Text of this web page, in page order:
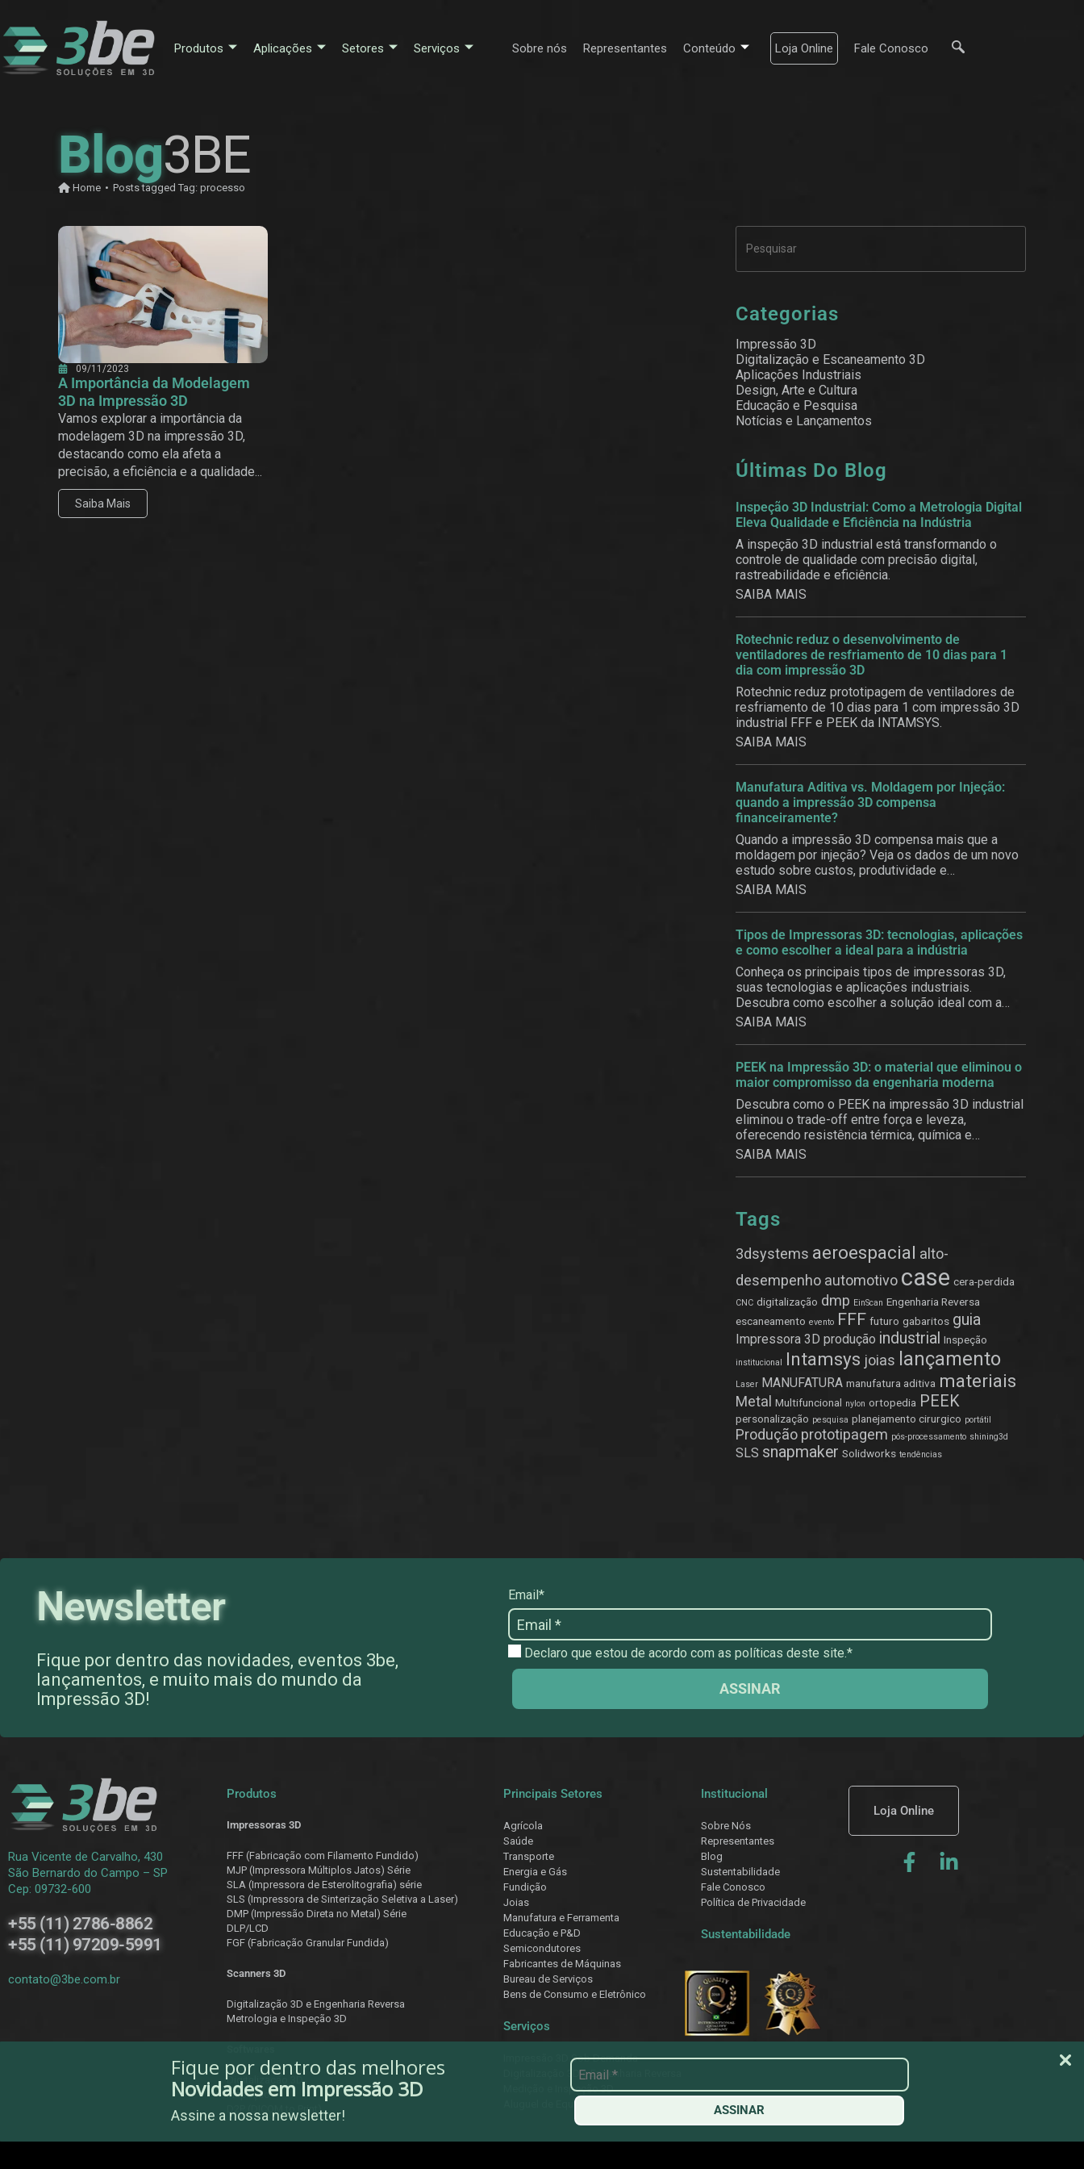
Fique por dentro das melhores
Novidades em Impressão 3D
Assine a nossa newsletter! ASSINAR
Produtos Aplicações Setores Serviços Sobre nós Representantes Conteúdo Loja Online Fale Conosco
Blog3BE
Home • Posts tagged Tag: processo
09/11/2023
A Importância da Modelagem
3D na Impressão 3D
Vamos explorar a importância da
modelagem 3D na impressão 3D,
destacando como ela afeta a
precisão, a eficiência e a qualidade...
Saiba Mais
Categorias
Impressão 3D
Digitalização e Escaneamento 3D
Aplicações Industriais
Design, Arte e Cultura
Educação e Pesquisa
Notícias e Lançamentos
Últimas Do Blog
Inspeção 3D Industrial: Como a Metrologia Digital
Eleva Qualidade e Eficiência na Indústria
A inspeção 3D industrial está transformando o
controle de qualidade com precisão digital,
rastreabilidade e eficiência.
SAIBA MAIS
Rotechnic reduz o desenvolvimento de
ventiladores de resfriamento de 10 dias para 1
dia com impressão 3D
Rotechnic reduz prototipagem de ventiladores de
resfriamento de 10 dias para 1 com impressão 3D
industrial FFF e PEEK da INTAMSYS.
SAIBA MAIS
Manufatura Aditiva vs. Moldagem por Injeção:
quando a impressão 3D compensa
financeiramente?
Quando a impressão 3D compensa mais que a
moldagem por injeção? Veja os dados de um novo
estudo sobre custos, produtividade e
customização em massa.
SAIBA MAIS
Tipos de Impressoras 3D: tecnologias, aplicações
e como escolher a ideal para a indústria
Conheça os principais tipos de impressoras 3D,
suas tecnologias e aplicações industriais.
Descubra como escolher a solução ideal com a
3BE.
SAIBA MAIS
PEEK na Impressão 3D: o material que eliminou o
maior compromisso da engenharia moderna
Descubra como o PEEK na impressão 3D industrial
eliminou o trade-off entre força e leveza,
oferecendo resistência térmica, química e
estrutural.
SAIBA MAIS
Tags
3dsystems aeroespacial alto-
desempenho automotivo case cera-perdida
CNC digitalização dmp EinScan Engenharia Reversa
escaneamento evento FFF futuro gabaritos guia
Impressora 3D produção industrial Inspeção
institucional Intamsys joias lançamento
Laser MANUFATURA manufatura aditiva materiais
Metal Multifuncional nylon ortopedia PEEK
personalização pesquisa planejamento cirurgico portátil
Produção prototipagem pós-processamento shining3d
SLS snapmaker Solidworks tendências
Newsletter
Fique por dentro das novidades, eventos 3be,
lançamentos, e muito mais do mundo da
Impressão 3D!
Email*
Declaro que estou de acordo com as políticas deste site.*
ASSINAR
Rua Vicente de Carvalho, 430
São Bernardo do Campo – SP
Cep: 09732-600
+55 (11) 2786-8862
+55 (11) 97209-5991
contato@3be.com.br
Produtos
Impressoras 3D
FFF (Fabricação com Filamento Fundido)
MJP (Impressora Múltiplos Jatos) Série
SLA (Impressora de Esterolitografia) série
SLS (Impressora de Sinterização Seletiva a Laser)
DMP (Impressão Direta no Metal) Série
DLP/LCD
FGF (Fabricação Granular Fundida)
Scanners 3D
Digitalização 3D e Engenharia Reversa
Metrologia e Inspeção 3D
Digitalização 3D
Inspeção
D2P (DICOM to Print)
Principais Setores
Agrícola
Saúde
Transporte
Energia e Gás
Fundição
Joias
Manufatura e Ferramenta
Educação e P&D
Semicondutores
Fabricantes de Máquinas
Bureau de Serviços
Bens de Consumo e Eletrônico
Serviços
Impressão 3D Sob Demanda
Digitalização 3D e Engenharia Reversa
Medição e Inspeção 3D
Aluguel de Equipamentos
Institucional
Sobre Nós
Representantes
Blog
Sustentabilidade
Fale Conosco
Política de Privacidade
Sustentabilidade
Loja Online